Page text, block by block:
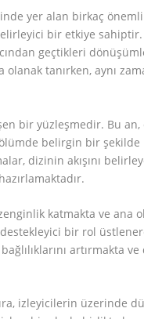
yer alan birkaç
bir etkiye sahiptir.
geçtikleri
tanırken, aynı
bir yüzleşmedir. Bu an,
belirgin bir şekilde
dizinin akışını
katmakta ve ana
bir rol
artırmakta
izleyicilerin üzerinde